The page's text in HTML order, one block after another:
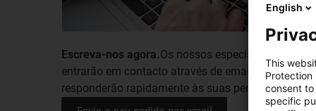
Escreva-nos agora.Os nossos especialistas
entrarão em contacto através de email e
responderão rapidamente às suas perguntas.
English
This
Protection
consent
specific